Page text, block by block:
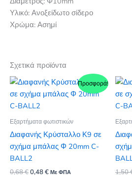
Υλικό: Ανοξείδωτο σίδερο
Χρώμα: Ασημί
Σχετικά προϊόντα
Προσφορά!
Εξαρτήματα φωτιστικών
Διαφανής Κρύσταλλο Κ9 σε
σχήμα μπάλας Φ 20mm C-
BALL2
0,68€Original
0,48€ΗΜε ΦΠΑ 1,50